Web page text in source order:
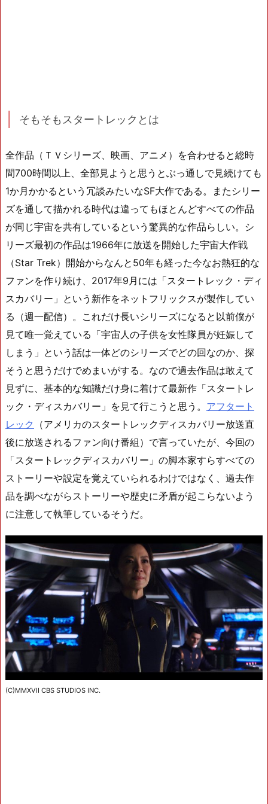
そもそもスタートレックとは
全作品（ＴＶシリーズ、映画、アニメ）を合わせると総時
間700時間以上、全部見ようと思うとぶっ通しで見続けても
1か月かかるという冗談みたいなSF大作である。またシリー
ズを通して描かれる時代は違ってもほとんどすべての作品
が同じ宇宙を共有しているという驚異的な作品らしい。シ
リーズ最初の作品は1966年に放送を開始した宇宙大作戦
（Star Trek）開始からなんと50年も経った今なお熱狂的な
ファンを作り続け、2017年9月には「スタートレック・ディ
スカバリー」という新作をネットフリックスが製作してい
る（週一配信）。これだけ長いシリーズになると以前僕が
見て唯一覚えている「宇宙人の子供を女性隊員が妊娠して
しまう」という話は一体どのシリーズでどの回なのか、探
そうと思うだけでめまいがする。なので過去作品は敢えて
見ずに、基本的な知識だけ身に着けて最新作「スタートレ
ック・ディスカバリー」を見て行こうと思う。 アフタート
レック
（アメリカのスタートレックディスカバリー放送直
後に放送されるファン向け番組）で言っていたが、今回の
「スタートレックディスカバリー」の脚本家すらすべての
ストーリーや設定を覚えていられるわけではなく、過去作
品を調べながらストーリーや歴史に矛盾が起こらないよう
に注意して執筆しているそうだ。
(C)MMXVII CBS STUDIOS INC.